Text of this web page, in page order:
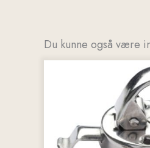
Du kunne også være